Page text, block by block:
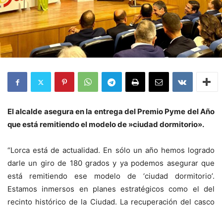
El alcalde asegura en la entrega del Premio Pyme del Año
que está remitiendo el modelo de »ciudad dormitorio».
“Lorca está de actualidad. En sólo un año hemos logrado
darle un giro de 180 grados y ya podemos asegurar que
está remitiendo ese modelo de ‘ciudad dormitorio’.
Estamos inmersos en planes estratégicos como el del
recinto histórico de la Ciudad. La recuperación del casco